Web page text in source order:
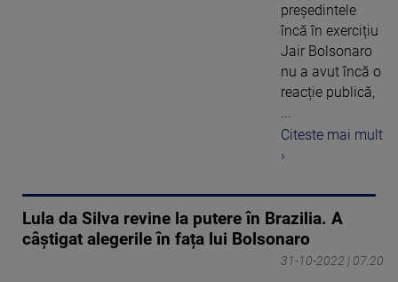
președintele
încă în exercițiu
Jair Bolsonaro
nu a avut încă o
reacție publică,
...
Citeste mai mult
›
Lula da Silva revine la putere în Brazilia. A
câștigat alegerile în fața lui Bolsonaro
31-10-2022 | 07:20